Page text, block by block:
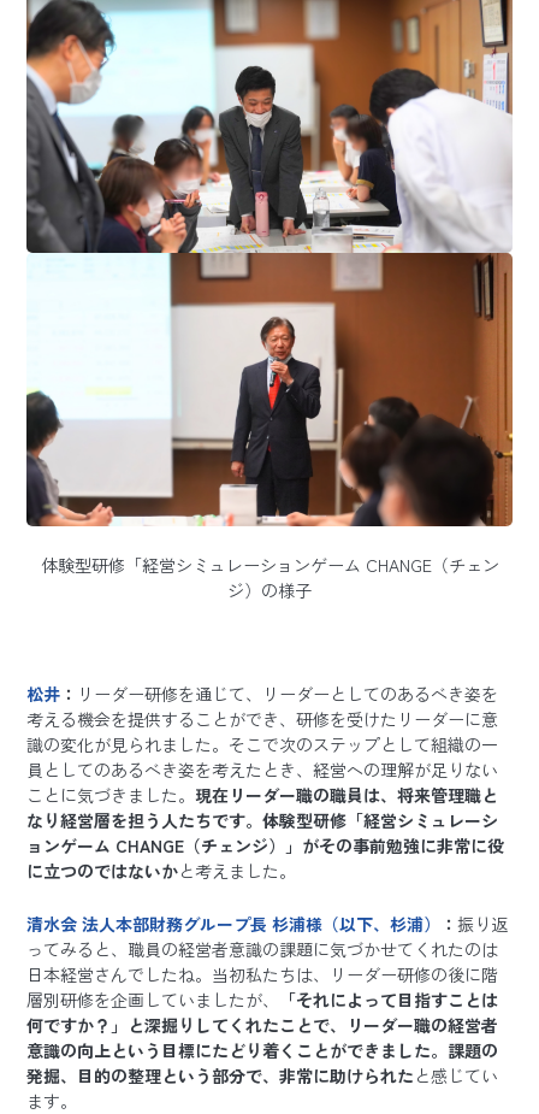
体験型研修「経営シミュレーションゲーム CHANGE（チェン
ジ）の様子
松井 ： リーダー研修を通じて、リーダーとしてのあるべき姿を
考える機会を提供することができ、研修を受けたリーダーに意
識の変化が見られました。そこで次のステップとして組織の一
員としてのあるべき姿を考えたとき、経営への理解が足りない
ことに気づきました。現在リーダー職の職員は、将来管理職と
なり経営層を担う人たちです。体験型研修「経営シミュレーシ
ョンゲーム CHANGE（チェンジ）」がその事前勉強に非常に役
に立つのではないかと考えました。
清水会 法人本部財務グループ長 杉浦様（以下、杉浦） ：振り返
ってみると、職員の経営者意識の課題に気づかせてくれたのは
日本経営さんでしたね。当初私たちは、リーダー研修の後に階
層別研修を企画していましたが、
「それによって目指すことは
何ですか？」と深掘りしてくれたことで、リーダー職の経営者
意識の向上という目標にたどり着くことができました。課題の
発掘、目的の整理という部分で、非常に助けられた と感じてい
ます。